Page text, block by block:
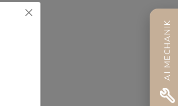
AI MECHANIK